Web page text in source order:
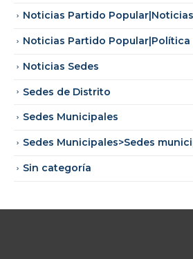
Noticias Partido
Noticias Partido
Noticias Sedes
Sedes de Distrito
Sedes Municipales
Sedes Municipales>Sedes
Sin categoría